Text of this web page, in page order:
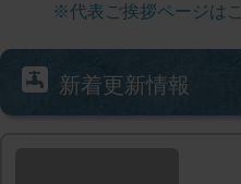
※代表ご挨拶ページは
新着更新情報